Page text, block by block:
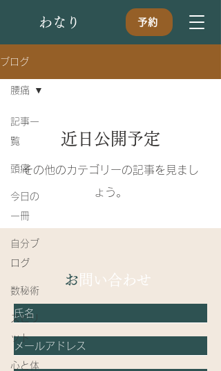
​わなり 予約
ブログ
記事一
覧
頭痛
今日の
一冊
自分ブ
ログ
数秘術
スピリ
ット
心と体
腰痛
近日公開予定
その他のカテゴリーの記事を見まし
ょう。
​ お問い合わせ